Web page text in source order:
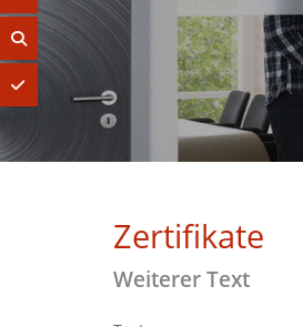
Zertifikate
Weiterer Text